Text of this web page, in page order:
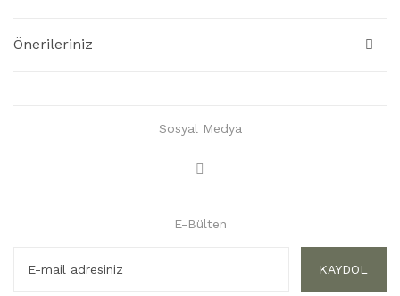
Önerileriniz
Sosyal Medya
E-Bülten
KAYDOL